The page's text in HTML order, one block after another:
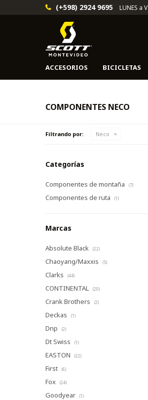
ACCESORIOS BICICLETAS
(+598) 2924 9695 LUNES a
COMPONENTES NECO
Filtrando por: Neco
Categorías
Componentes de montaña (7)
Componentes de ruta (1)
Marcas
Absolute Black (22)
Chaoyang/Maxxis (5)
Clarks (44)
CONTINENTAL (20)
Crank Brothers (2)
Deckas (1)
Dnp (2)
Dt Swiss (1)
EASTON (22)
First (6)
Fox (24)
Goodyear (1)